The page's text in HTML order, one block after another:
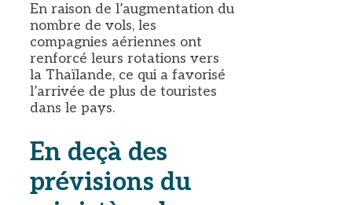
En raison de l’augmentation du
nombre de vols, les
compagnies aériennes ont
renforcé leurs rotations vers
la Thaïlande, ce qui a favorisé
l’arrivée de plus de touristes
dans le pays.
En deçà des
prévisions du